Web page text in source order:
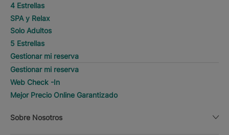
4 Estrellas
SPA y Relax
Solo Adultos
5 Estrellas
Gestionar mi reserva
Gestionar mi reserva
Web Check -In
Mejor Precio Online Garantizado
Sobre Nosotros